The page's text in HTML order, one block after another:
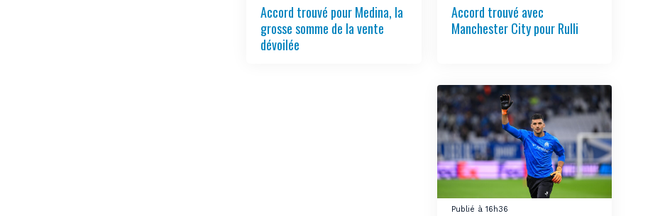
Accord trouvé pour Medina, la
grosse somme de la vente
dévoilée
Accord trouvé avec
Manchester City pour Rulli
Publié à 16h36